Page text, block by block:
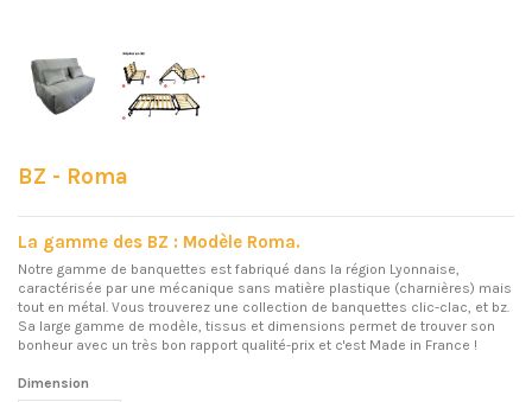
BZ - Roma
La gamme des BZ : Modèle Roma.
Notre gamme de banquettes est fabriqué dans la région Lyonnaise,
caractérisée par une mécanique sans matière plastique (charnières) mais
tout en métal. Vous trouverez une collection de banquettes clic-clac, et bz.
Sa large gamme de modèle, tissus et dimensions permet de trouver son
bonheur avec un très bon rapport qualité-prix et c'est Made in France !
Dimension